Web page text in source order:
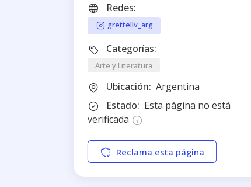
Redes:
grettellv_arg
Categorías:
Arte y Literatura
Ubicación: Argentina
Estado: Esta página no está
verificada
Reclama esta página